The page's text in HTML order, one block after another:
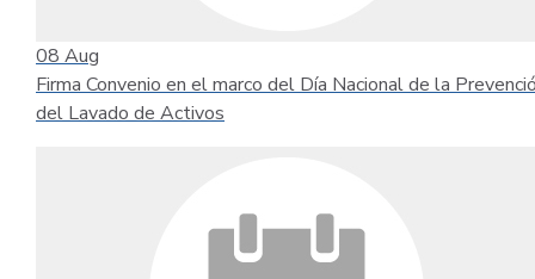
08 Aug
Firma Convenio en el marco del Día Nacional de la
del Lavado de Activos